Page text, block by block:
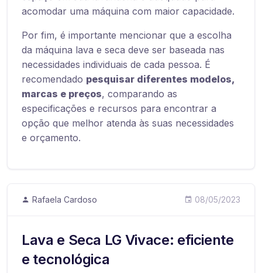
acomodar uma máquina com maior capacidade.
Por fim, é importante mencionar que a escolha
da máquina lava e seca deve ser baseada nas
necessidades individuais de cada pessoa. É
recomendado pesquisar diferentes modelos,
marcas e preços, comparando as
especificações e recursos para encontrar a
opção que melhor atenda às suas necessidades
e orçamento.
Rafaela Cardoso 08/05/2023
Lava e Seca LG Vivace: eficiente
e tecnológica